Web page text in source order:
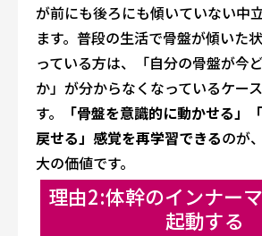
が前にも後ろにも傾いていない中
ます。普段の生活で骨盤が傾いた
っている方は、「自分の骨盤が今
か」が分からなくなっているケー
す。
「骨盤を意識的に動かせる」
戻せる」感覚を再学習できるのが
大の価値です。
理由2:体幹のインナー
起動する